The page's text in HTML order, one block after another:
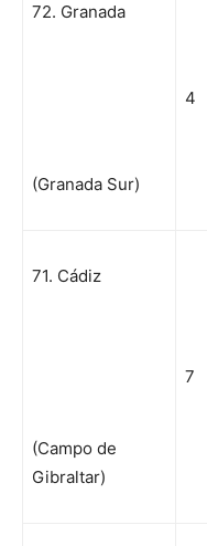
72. Granada
(Granada Sur)
4
71. Cádiz
(Campo de
Gibraltar)
7